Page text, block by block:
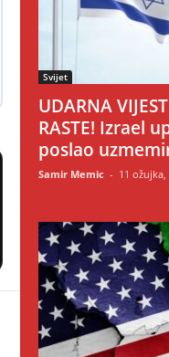
Svijet
UDARNA
RASTE! Izrael
poslao
Samir Memic - 11 ožujka,